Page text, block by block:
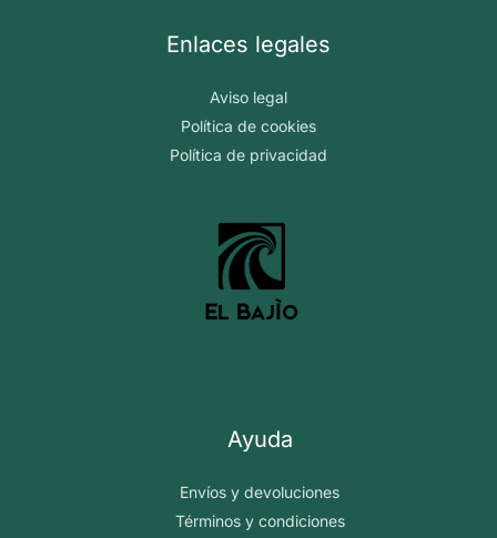
Enlaces legales
Aviso legal
Política de cookies
Política de privacidad
Ayuda
Envíos y devoluciones
Términos y condiciones